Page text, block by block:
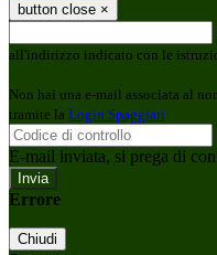
button close ×
all'indirizzo indicato con le
Non hai una e-mail associata al
tramite la Login Spaggiari
E-mail inviata, si prega di
Errore
Chiudi